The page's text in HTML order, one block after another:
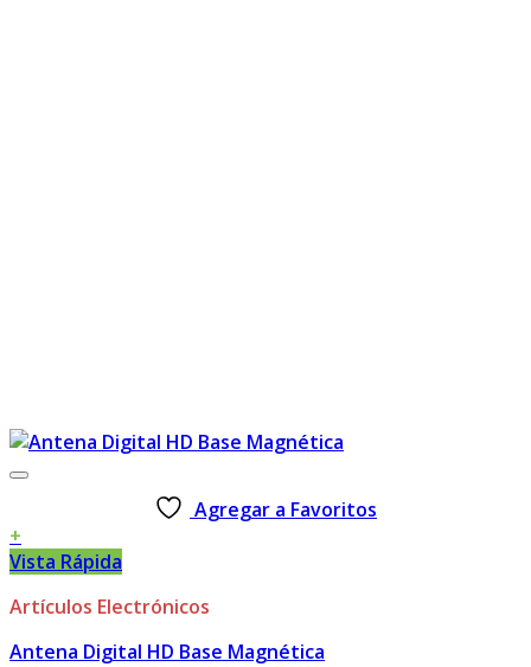
Agregar a Favoritos
+
Vista Rápida
Artículos Electrónicos
Antena Digital HD Base Magnética